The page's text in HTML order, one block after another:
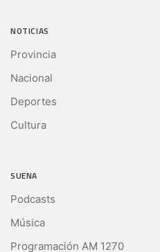
NOTICIAS
Provincia
Nacional
Deportes
Cultura
SUENA
Podcasts
Música
Programación AM 1270